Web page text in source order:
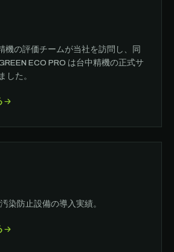
機の評価チームが当社を訪問し、同
ECO PRO は台中精機の正式サ
した。
染防止設備の導入実績。